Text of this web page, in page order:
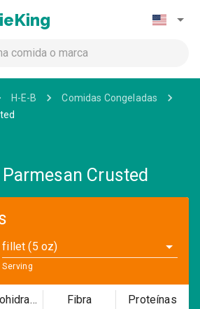
H-E-B
Comidas Congeladas
Crusted
fillet (5 oz)
Serving
Carbohidratos Fibra Proteínas